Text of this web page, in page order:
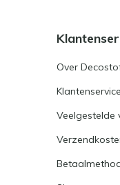
Over
Klantenservice
Veelgestelde